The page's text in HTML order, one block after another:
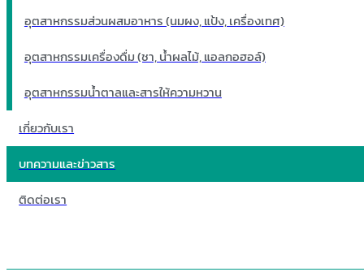
อุตสาหกรรมส่วนผสมอาหาร (นมผง, แป้ง, เครื่องเทศ)
อุตสาหกรรมเครื่องดื่ม (ชา, น้ำผลไม้, แอลกอฮอล์)
อุตสาหกรรมน้ำตาลและสารให้ความหวาน
เกี่ยวกับเรา
บทความและข่าวสาร
ติดต่อเรา